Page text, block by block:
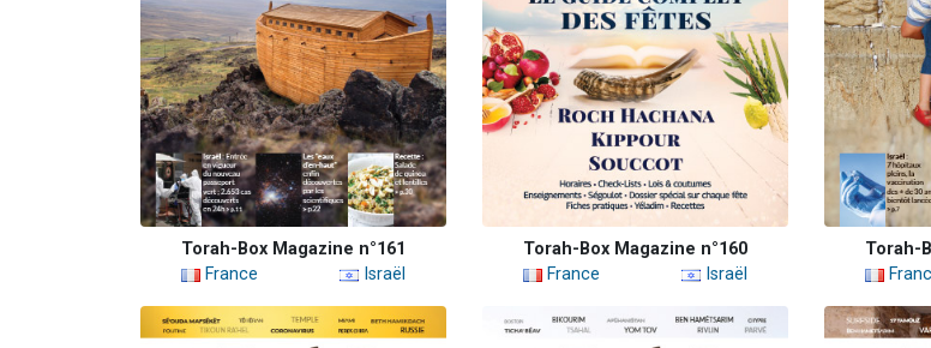
Torah-Box Magazine n°161
France
Israël
Torah-Box Magazine n°160
France
Israël
Torah-